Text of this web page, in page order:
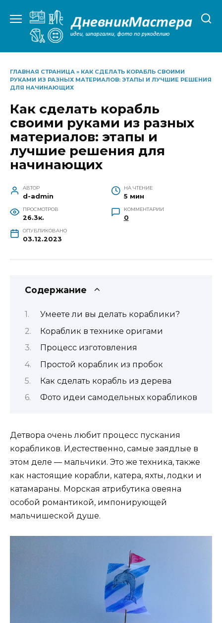
содержанию
ГЛАВНАЯ СТРАНИЦА » КАК СДЕЛАТЬ КОРАБЛЬ СВОИМИ
РУКАМИ ИЗ РАЗНЫХ МАТЕРИАЛОВ: ЭТАПЫ И ЛУЧШИЕ РЕШЕНИЯ
ДЛЯ НАЧИНАЮЩИХ
Как сделать корабль
своими руками из разных
материалов: этапы и
лучшие решения для
начинающих
АВТОР
d-admin
НА ЧТЕНИЕ
5 мин
ПРОСМОТРОВ
26.3к.
КОММЕНТАРИИ
0
ОПУБЛИКОВАНО
03.12.2023
Содержание
Умеете ли вы делать кораблики?
Кораблик в технике оригами
Процесс изготовления
Простой кораблик из пробок
Как сделать корабль из дерева
Фото идеи самодельных корабликов
Детвора очень любит процесс пускания
корабликов. И,естественно, самые заядлые в
этом деле — мальчики. Это же техника, также
как настоящие корабли, катера, яхты, лодки и
катамараны. Морская атрибутика овеяна
особой романтикой, импонирующей
мальчишеской душе.